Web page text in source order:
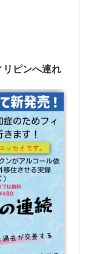
ピンへ連れ